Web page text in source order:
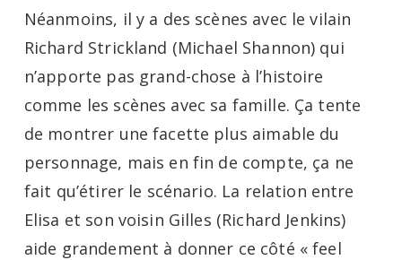
Néanmoins, il y a des scènes avec le vilain
Richard Strickland (Michael Shannon) qui
n’apporte pas grand-chose à l’histoire
comme les scènes avec sa famille. Ça tente
de montrer une facette plus aimable du
personnage, mais en fin de compte, ça ne
fait qu’étirer le scénario. La relation entre
Elisa et son voisin Gilles (Richard Jenkins)
aide grandement à donner ce côté « feel